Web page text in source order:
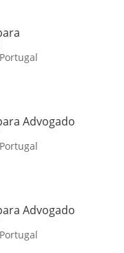
Advogado
Advogado